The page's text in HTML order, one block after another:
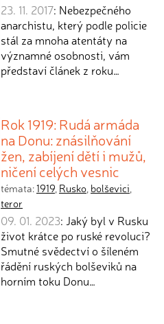
23. 11. 2017: Nebezpečného
anarchistu, který podle policie
stál za mnoha atentáty na
významné osobnosti, vám
představí článek z roku…
Rok 1919: Rudá armáda
na Donu: znásilňování
žen, zabíjení dětí i mužů,
ničení celých vesnic
témata:1919, Rusko, bolševici,
teror
09. 01. 2023: Jaký byl v Rusku
život krátce po ruské revoluci?
Smutné svědectví o šíleném
řádění ruských bolševiků na
horním toku Donu…